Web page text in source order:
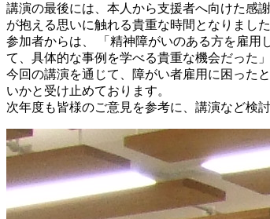
講演の最後には、本人から支援者へ向けた感
が抱える思いに触れる貴重な時間となりました
参加者からは、 「精神障がいのある方を雇用
て、具体的な事例を学べる貴重な機会だった
今回の講演を通じて、障がい者雇用に困った
いかと受け止めております。
次年度も皆様のご意見を参考に、講演など検